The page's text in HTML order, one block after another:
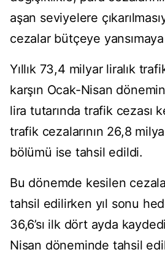
aşan seviyelere
cezalar bütçeye yansımaya
Yıllık 73,4 milyar liralık
karşın Ocak-Nisan
lira tutarında trafik cezası
trafik cezalarının 26,8
bölümü ise tahsil edildi.
Bu dönemde kesilen
tahsil edilirken yıl sonu
36,6’sı ilk dört ayda
Nisan döneminde tahsil